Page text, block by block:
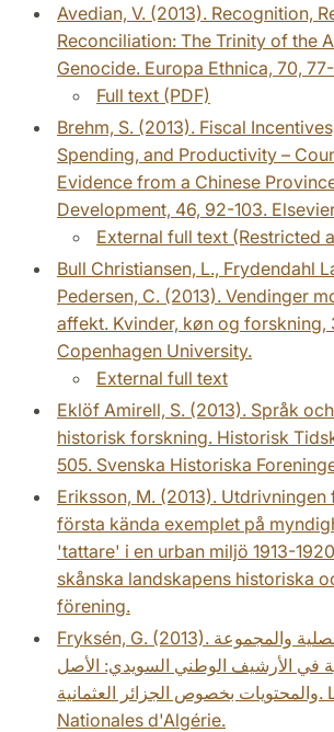
Avedian, V. (2013). Recognition,
Reconciliation: The Trinity of the
Genocide. Europa Ethnica, 70,
Full text (PDF)
Brehm, S. (2013). Fiscal
Spending, and Productivity –
Evidence from a Chinese
Development, 46, 92-103.
External full text (Restricted
Bull Christiansen, L., Frydendahl
Pedersen, C. (2013). Vendinger
affekt. Kvinder, køn og forskning,
Copenhagen University.
External full text
Eklöf Amirell, S. (2013). Språk
historisk forskning. Historisk
505. Svenska Historiska
Eriksson, M. (2013). Utdrivningen
första kända exemplet på
'tattare' i en urban miljö 1913-
skånska landskapens historiska
förening.
Fryksén, G. (2013). الأرشيف القنصلية والمجموعة
في الأرشيف الوطني السويدي: الأصل
والمحتويات بخصوص الجزائر العثمانية. Les Archives
Nationales d'Algérie.